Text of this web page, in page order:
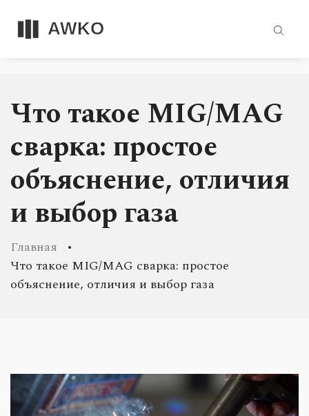
Что такое MIG/MAG
сварка: простое
объяснение, отличия
и выбор газа
Главная
Что такое MIG/MAG сварка: простое
объяснение, отличия и выбор газа